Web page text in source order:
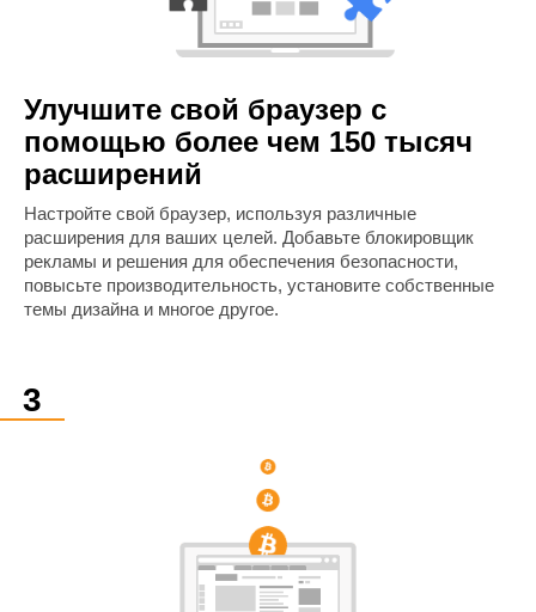
Улучшите свой браузер с
помощью более чем 150 тысяч
расширений
Настройте свой браузер, используя различные
расширения для ваших целей. Добавьте блокировщик
рекламы и решения для обеспечения безопасности,
повысьте производительность, установите собственные
темы дизайна и многое другое.